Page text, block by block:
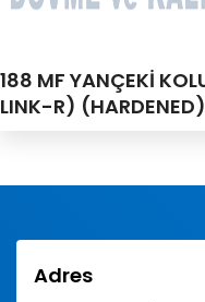
188 MF YANÇEKİ
LINK-R)
Adres